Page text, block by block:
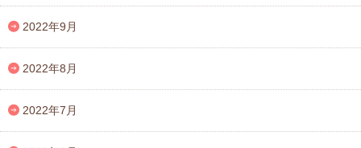
2022年9月
2022年8月
2022年7月